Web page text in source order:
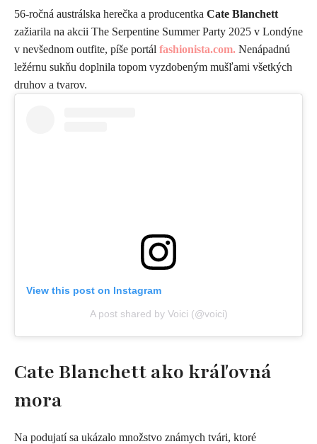
56-ročná austrálska herečka a producentka Cate Blanchett
zažiarila na akcii The Serpentine Summer Party 2025 v Londýne
v nevšednom outfite, píše portál fashionista.com. Nenápadnú
ležérnu sukňu doplnila topom vyzdobeným mušľami všetkých
druhov a tvarov.
View this post on Instagram
A post shared by Voici (@voici)
Cate Blanchett ako kráľovná
mora
Na podujatí sa ukázalo množstvo známych tvári, ktoré